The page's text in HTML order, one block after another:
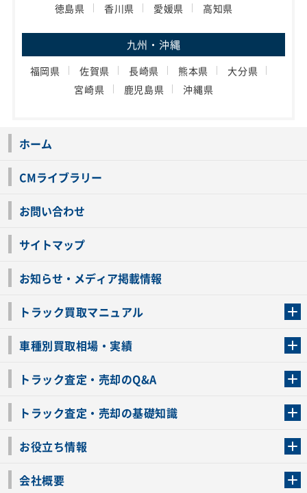
徳島県
香川県 愛媛県 高知県
九州・沖縄
福岡県 佐賀県 長崎県 熊本県
大分県
宮崎県
鹿児島県 沖縄県
ホーム
CMライブラリー
お問い合わせ
サイトマップ
お知らせ・メディア掲載情報
トラック買取マニュアル
車種別買取相場・実績
トラック査定・売却のQ&A
トラック査定・売却の基礎知識
お役立ち情報
会社概要